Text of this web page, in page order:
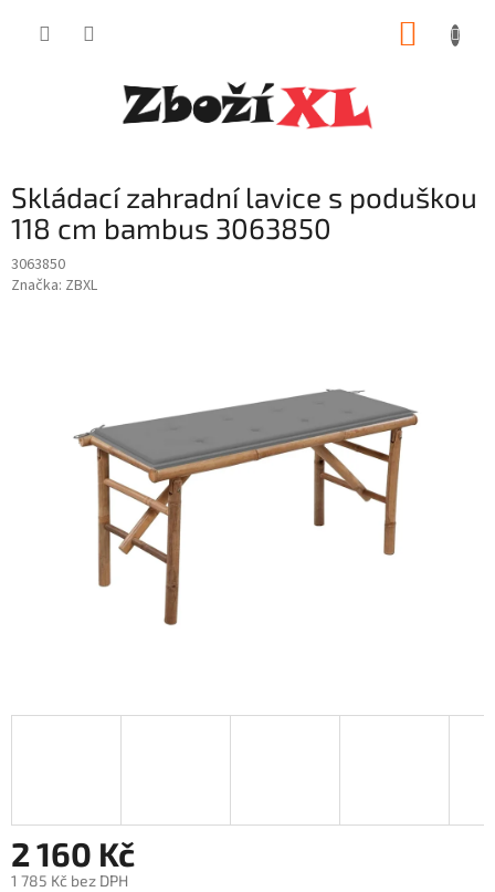
Skládací zahradní lavice s poduškou
118 cm bambus 3063850
3063850
Značka: ZBXL
2 160 Kč
1 785 Kč bez DPH